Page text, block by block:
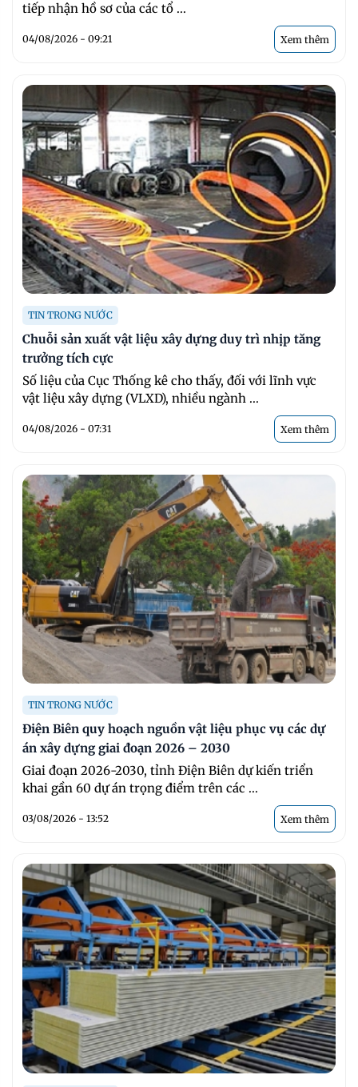
tiếp nhận hồ sơ của các tổ ...
04/08/2026 - 09:21 Xem thêm
TIN TRONG NƯỚC
Chuỗi sản xuất vật liệu xây dựng duy trì nhịp tăng
trưởng tích cực
Số liệu của Cục Thống kê cho thấy, đối với lĩnh vực
vật liệu xây dựng (VLXD), nhiều ngành ...
04/08/2026 - 07:31 Xem thêm
TIN TRONG NƯỚC
Điện Biên quy hoạch nguồn vật liệu phục vụ các dự
án xây dựng giai đoạn 2026 – 2030
Giai đoạn 2026-2030, tỉnh Điện Biên dự kiến triển
khai gần 60 dự án trọng điểm trên các ...
03/08/2026 - 13:52 Xem thêm